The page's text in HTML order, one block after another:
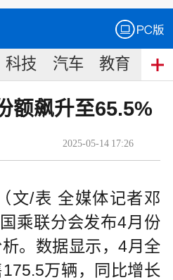
科技 汽车 教育 食
额飙升至65.5%
2025-05-14 17:26
文/表 全媒体记者邓
乘联分会发布4月份
。数据显示，4月全
万辆，同比增长